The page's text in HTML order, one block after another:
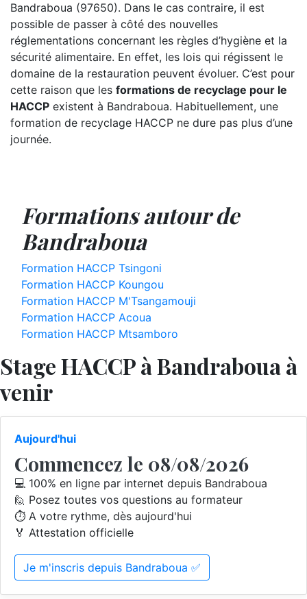
Bandraboua (97650). Dans le cas contraire, il est
possible de passer à côté des nouvelles
réglementations concernant les règles d’hygiène et la
sécurité alimentaire. En effet, les lois qui régissent le
domaine de la restauration peuvent évoluer. C’est pour
cette raison que les formations de recyclage pour le
HACCP existent à Bandraboua. Habituellement, une
formation de recyclage HACCP ne dure pas plus d’une
journée.
Formations autour de
Bandraboua
Formation HACCP Tsingoni
Formation HACCP Koungou
Formation HACCP M'Tsangamouji
Formation HACCP Acoua
Formation HACCP Mtsamboro
Stage HACCP à Bandraboua à
venir
Aujourd'hui
Commencez le 08/08/2026
💻 100% en ligne par internet depuis Bandraboua
🙋 Posez toutes vos questions au formateur
⏱️ A votre rythme, dès aujourd'hui
🏅 Attestation officielle
Je m'inscris depuis Bandraboua ✅